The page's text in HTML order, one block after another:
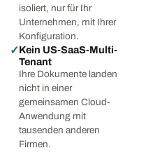
isoliert, nur für Ihr
Unternehmen, mit Ihrer
Konfiguration.
✓Kein US-SaaS-Multi-
Tenant
Ihre Dokumente landen
nicht in einer
gemeinsamen Cloud-
Anwendung mit
tausenden anderen
Firmen.